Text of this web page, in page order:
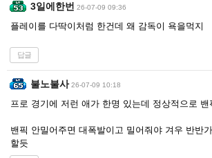
3일에한번 26-07-09 09:36
플레이를 다딱이처럼 한건데 왜 감독이 욕을먹지
답글
불노불사 26-07-09 10:18
프로 경기에 저런 애가 한명 있는데 정상적으로
밴픽 안밀어주면 대폭발이고 밀어줘야 겨우 반반
할듯